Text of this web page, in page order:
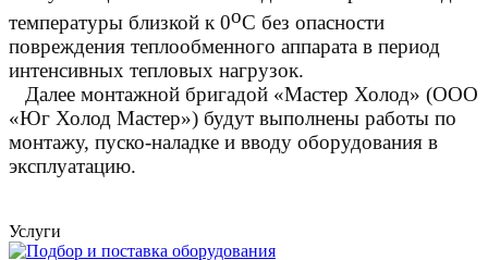
температуры близкой к 0оС без опасности
повреждения теплообменного аппарата в период
интенсивных тепловых нагрузок.
Далее монтажной бригадой «Мастер Холод» (ООО
«Юг Холод Мастер») будут выполнены работы по
монтажу, пуско-наладке и вводу оборудования в
эксплуатацию.
Услуги